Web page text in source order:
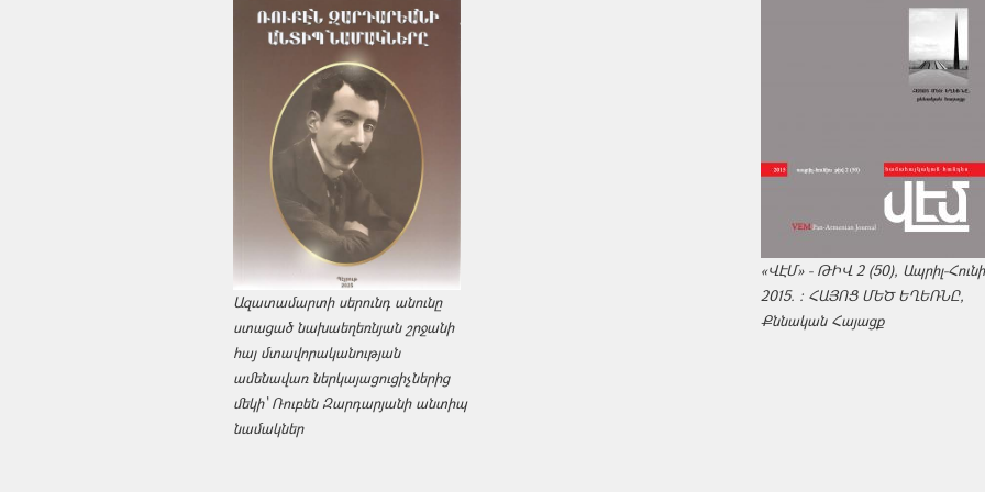
Ազատամարտի սերունդ անունը
ստացած նախաեղեռնյան շրջանի
հայ մտավորականության
ամենավառ ներկայացուցիչներից
մեկի՝ Ռուբեն Զարդարյանի անտիպ
նամակներ
«ՎԷՄ» - ԹԻՎ 2 (50), Ապրիլ-
2015. : ՀԱՅՈՑ ՄԵԾ ԵՂԵՌՆԸ,
Քննական Հայացք